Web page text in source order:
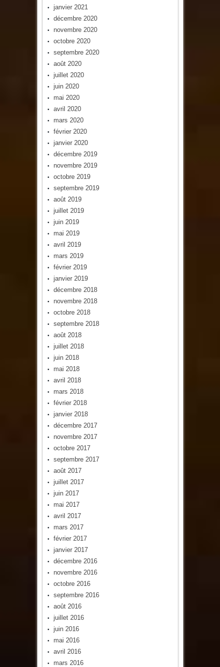
janvier 2021
décembre 2020
novembre 2020
octobre 2020
septembre 2020
août 2020
juillet 2020
juin 2020
mai 2020
avril 2020
mars 2020
février 2020
janvier 2020
décembre 2019
novembre 2019
octobre 2019
septembre 2019
août 2019
juillet 2019
juin 2019
mai 2019
avril 2019
mars 2019
février 2019
janvier 2019
décembre 2018
novembre 2018
octobre 2018
septembre 2018
août 2018
juillet 2018
juin 2018
mai 2018
avril 2018
mars 2018
février 2018
janvier 2018
décembre 2017
novembre 2017
octobre 2017
septembre 2017
août 2017
juillet 2017
juin 2017
mai 2017
avril 2017
mars 2017
février 2017
janvier 2017
décembre 2016
novembre 2016
octobre 2016
septembre 2016
août 2016
juillet 2016
juin 2016
mai 2016
avril 2016
mars 2016